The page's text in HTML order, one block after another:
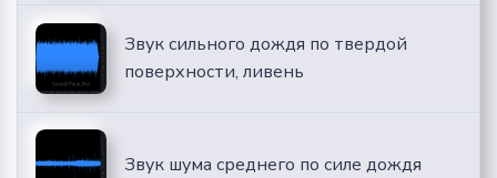
Звук сильного дождя по твердой
поверхности, ливень
Звук шума среднего по силе дождя